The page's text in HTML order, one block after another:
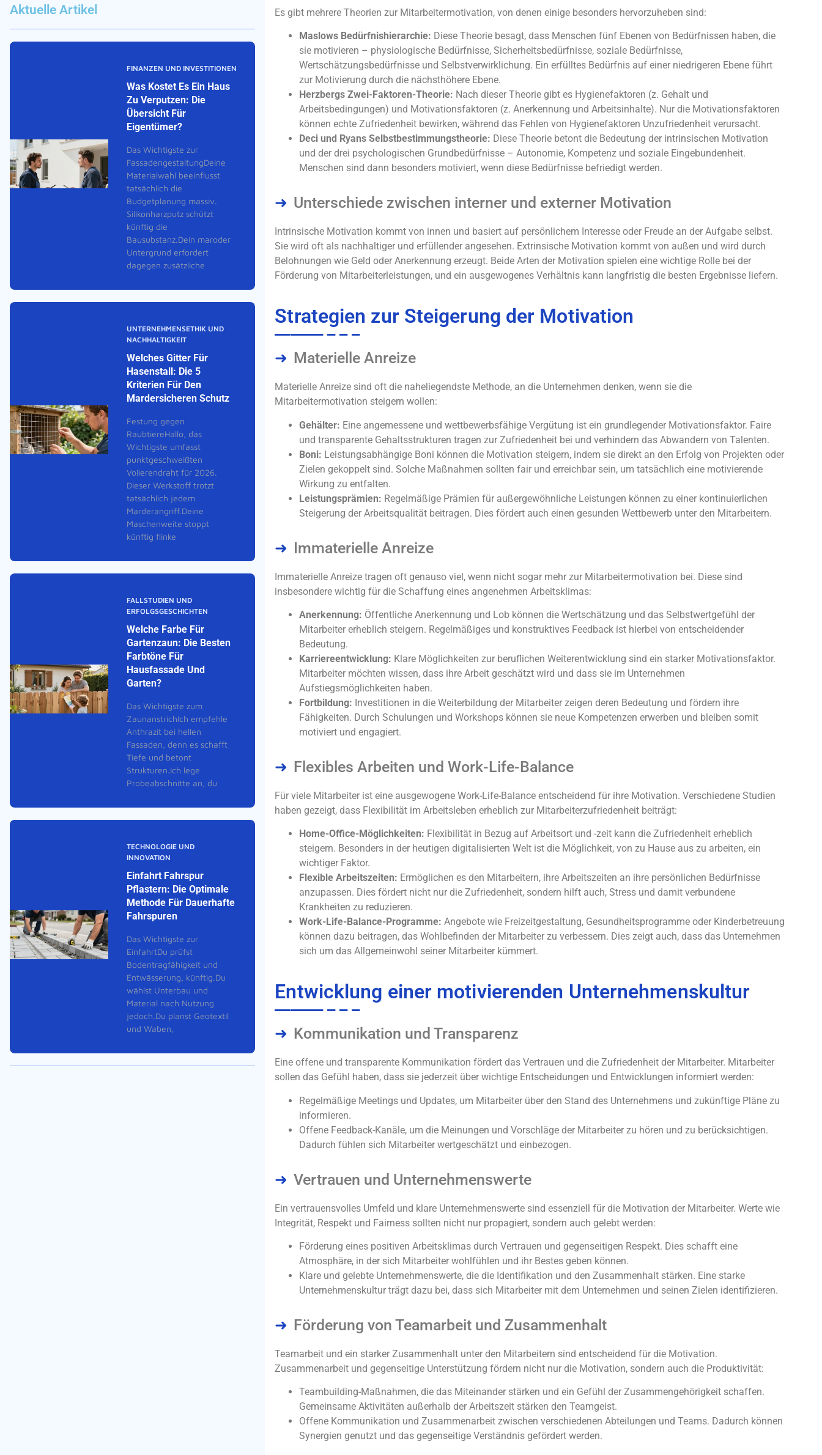
Aktuelle Artikel
FINANZEN UND INVESTITIONEN
Was Kostet Es Ein Haus
Zu Verputzen: Die
Übersicht Für
Eigentümer?
Das Wichtigste zur
FassadengestaltungDeine
Materialwahl beeinflusst
tatsächlich die
Budgetplanung massiv.
Silikonharzputz schützt
künftig die
Bausubstanz.Dein maroder
Untergrund erfordert
dagegen zusätzliche
UNTERNEHMENSETHIK UND
NACHHALTIGKEIT
Welches Gitter Für
Hasenstall: Die 5
Kriterien Für Den
Mardersicheren Schutz
Festung gegen
RaubtiereHallo, das
Wichtigste umfasst
punktgeschweißten
Volierendraht für 2026.
Dieser Werkstoff trotzt
tatsächlich jedem
Marderangriff.Deine
Maschenweite stoppt
künftig flinke
FALLSTUDIEN UND
ERFOLGSGESCHICHTEN
Welche Farbe Für
Gartenzaun: Die Besten
Farbtöne Für
Hausfassade Und
Garten?
Das Wichtigste zum
ZaunanstrichIch empfehle
Anthrazit bei hellen
Fassaden, denn es schafft
Tiefe und betont
Strukturen.Ich lege
Probeabschnitte an, du
TECHNOLOGIE UND
INNOVATION
Einfahrt Fahrspur
Pflastern: Die Optimale
Methode Für Dauerhafte
Fahrspuren
Das Wichtigste zur
EinfahrtDu prüfst
Bodentragfähigkeit und
Entwässerung, künftig.Du
wählst Unterbau und
Material nach Nutzung
jedoch.Du planst Geotextil
und Waben,
Es gibt mehrere Theorien zur Mitarbeitermotivation, von denen einige besonders hervorzuheben sind:
Maslows Bedürfnishierarchie: Diese Theorie besagt, dass Menschen fünf Ebenen von Bedürfnissen haben, die
sie motivieren – physiologische Bedürfnisse, Sicherheitsbedürfnisse, soziale Bedürfnisse,
Wertschätzungsbedürfnisse und Selbstverwirklichung. Ein erfülltes Bedürfnis auf einer niedrigeren Ebene führt
zur Motivierung durch die nächsthöhere Ebene.
Herzbergs Zwei-Faktoren-Theorie: Nach dieser Theorie gibt es Hygienefaktoren (z. Gehalt und
Arbeitsbedingungen) und Motivationsfaktoren (z. Anerkennung und Arbeitsinhalte). Nur die Motivationsfaktoren
können echte Zufriedenheit bewirken, während das Fehlen von Hygienefaktoren Unzufriedenheit verursacht.
Deci und Ryans Selbstbestimmungstheorie: Diese Theorie betont die Bedeutung der intrinsischen Motivation
und der drei psychologischen Grundbedürfnisse – Autonomie, Kompetenz und soziale Eingebundenheit.
Menschen sind dann besonders motiviert, wenn diese Bedürfnisse befriedigt werden.
Unterschiede zwischen interner und externer Motivation
Intrinsische Motivation kommt von innen und basiert auf persönlichem Interesse oder Freude an der Aufgabe selbst.
Sie wird oft als nachhaltiger und erfüllender angesehen. Extrinsische Motivation kommt von außen und wird durch
Belohnungen wie Geld oder Anerkennung erzeugt. Beide Arten der Motivation spielen eine wichtige Rolle bei der
Förderung von Mitarbeiterleistungen, und ein ausgewogenes Verhältnis kann langfristig die besten Ergebnisse liefern.
Strategien zur Steigerung der Motivation
Materielle Anreize
Materielle Anreize sind oft die naheliegendste Methode, an die Unternehmen denken, wenn sie die
Mitarbeitermotivation steigern wollen:
Gehälter: Eine angemessene und wettbewerbsfähige Vergütung ist ein grundlegender Motivationsfaktor. Faire
und transparente Gehaltsstrukturen tragen zur Zufriedenheit bei und verhindern das Abwandern von Talenten.
Boni: Leistungsabhängige Boni können die Motivation steigern, indem sie direkt an den Erfolg von Projekten oder
Zielen gekoppelt sind. Solche Maßnahmen sollten fair und erreichbar sein, um tatsächlich eine motivierende
Wirkung zu entfalten.
Leistungsprämien: Regelmäßige Prämien für außergewöhnliche Leistungen können zu einer kontinuierlichen
Steigerung der Arbeitsqualität beitragen. Dies fördert auch einen gesunden Wettbewerb unter den Mitarbeitern.
Immaterielle Anreize
Immaterielle Anreize tragen oft genauso viel, wenn nicht sogar mehr zur Mitarbeitermotivation bei. Diese sind
insbesondere wichtig für die Schaffung eines angenehmen Arbeitsklimas:
Anerkennung: Öffentliche Anerkennung und Lob können die Wertschätzung und das Selbstwertgefühl der
Mitarbeiter erheblich steigern. Regelmäßiges und konstruktives Feedback ist hierbei von entscheidender
Bedeutung.
Karriereentwicklung: Klare Möglichkeiten zur beruflichen Weiterentwicklung sind ein starker Motivationsfaktor.
Mitarbeiter möchten wissen, dass ihre Arbeit geschätzt wird und dass sie im Unternehmen
Aufstiegsmöglichkeiten haben.
Fortbildung: Investitionen in die Weiterbildung der Mitarbeiter zeigen deren Bedeutung und fördern ihre
Fähigkeiten. Durch Schulungen und Workshops können sie neue Kompetenzen erwerben und bleiben somit
motiviert und engagiert.
Flexibles Arbeiten und Work-Life-Balance
Für viele Mitarbeiter ist eine ausgewogene Work-Life-Balance entscheidend für ihre Motivation. Verschiedene Studien
haben gezeigt, dass Flexibilität im Arbeitsleben erheblich zur Mitarbeiterzufriedenheit beiträgt:
Home-Office-Möglichkeiten: Flexibilität in Bezug auf Arbeitsort und -zeit kann die Zufriedenheit erheblich
steigern. Besonders in der heutigen digitalisierten Welt ist die Möglichkeit, von zu Hause aus zu arbeiten, ein
wichtiger Faktor.
Flexible Arbeitszeiten: Ermöglichen es den Mitarbeitern, ihre Arbeitszeiten an ihre persönlichen Bedürfnisse
anzupassen. Dies fördert nicht nur die Zufriedenheit, sondern hilft auch, Stress und damit verbundene
Krankheiten zu reduzieren.
Work-Life-Balance-Programme: Angebote wie Freizeitgestaltung, Gesundheitsprogramme oder Kinderbetreuung
können dazu beitragen, das Wohlbefinden der Mitarbeiter zu verbessern. Dies zeigt auch, dass das Unternehmen
sich um das Allgemeinwohl seiner Mitarbeiter kümmert.
Entwicklung einer motivierenden Unternehmenskultur
Kommunikation und Transparenz
Eine offene und transparente Kommunikation fördert das Vertrauen und die Zufriedenheit der Mitarbeiter. Mitarbeiter
sollen das Gefühl haben, dass sie jederzeit über wichtige Entscheidungen und Entwicklungen informiert werden:
Regelmäßige Meetings und Updates, um Mitarbeiter über den Stand des Unternehmens und zukünftige Pläne zu
informieren.
Offene Feedback-Kanäle, um die Meinungen und Vorschläge der Mitarbeiter zu hören und zu berücksichtigen.
Dadurch fühlen sich Mitarbeiter wertgeschätzt und einbezogen.
Vertrauen und Unternehmenswerte
Ein vertrauensvolles Umfeld und klare Unternehmenswerte sind essenziell für die Motivation der Mitarbeiter. Werte wie
Integrität, Respekt und Fairness sollten nicht nur propagiert, sondern auch gelebt werden:
Förderung eines positiven Arbeitsklimas durch Vertrauen und gegenseitigen Respekt. Dies schafft eine
Atmosphäre, in der sich Mitarbeiter wohlfühlen und ihr Bestes geben können.
Klare und gelebte Unternehmenswerte, die die Identifikation und den Zusammenhalt stärken. Eine starke
Unternehmenskultur trägt dazu bei, dass sich Mitarbeiter mit dem Unternehmen und seinen Zielen identifizieren.
Förderung von Teamarbeit und Zusammenhalt
Teamarbeit und ein starker Zusammenhalt unter den Mitarbeitern sind entscheidend für die Motivation.
Zusammenarbeit und gegenseitige Unterstützung fördern nicht nur die Motivation, sondern auch die Produktivität:
Teambuilding-Maßnahmen, die das Miteinander stärken und ein Gefühl der Zusammengehörigkeit schaffen.
Gemeinsame Aktivitäten außerhalb der Arbeitszeit stärken den Teamgeist.
Offene Kommunikation und Zusammenarbeit zwischen verschiedenen Abteilungen und Teams. Dadurch können
Synergien genutzt und das gegenseitige Verständnis gefördert werden.